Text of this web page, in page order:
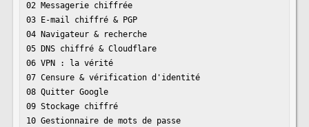
02 Messagerie chiffrée
03 E-mail chiffré & PGP
04 Navigateur & recherche
05 DNS chiffré & Cloudflare
06 VPN : la vérité
07 Censure & vérification d'identité
08 Quitter Google
09 Stockage chiffré
10 Gestionnaire de mots de passe